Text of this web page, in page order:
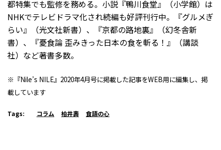
都特集でも監修を務める。小説『鴨川食堂』（小学館）は
NHKでテレビドラマ化され続編も好評刊行中。『グルメぎ
らい』（光文社新書）、『京都の路地裏』（幻冬舎新
書）、『憂食論 歪みきった日本の食を斬る！』（講談
社）など著書多数。
※『Nile’s NILE』2020年4月号に掲載した記事をWEB用に編集し、掲
載しています
Tags: コラム 柏井壽 食語の心